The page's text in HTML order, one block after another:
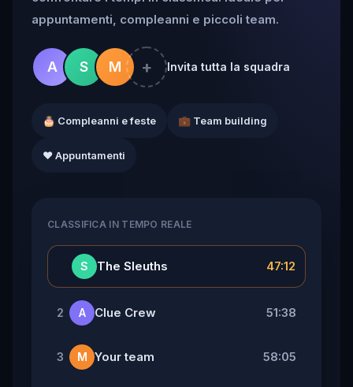
appuntamenti, compleanni e piccoli team.
A S M + Invita tutta la squadra
🎂 Compleanni e feste 💼 Team building
❤️ Appuntamenti
CLASSIFICA IN TEMPO REALE
S The Sleuths 47:12
2 A Clue Crew 51:38
3 M Your team 58:05